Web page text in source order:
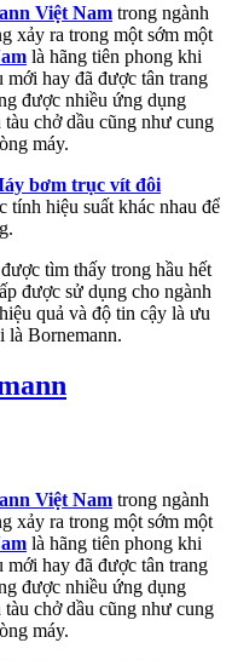
Việt Nam trong ngành
xảy ra trong một sớm một
là hãng tiên phong khi
hay đã được tân trang
được nhiều ứng dụng
chở dầu cũng như cung
máy.
bơm trục vít đôi
tính hiệu suất khác nhau để
tìm thấy trong hầu hết
được sử dụng cho ngành
quả và độ tin cậy là ưu
là Bornemann.
Việt Nam trong ngành
xảy ra trong một sớm một
là hãng tiên phong khi
hay đã được tân trang
được nhiều ứng dụng
chở dầu cũng như cung
máy.